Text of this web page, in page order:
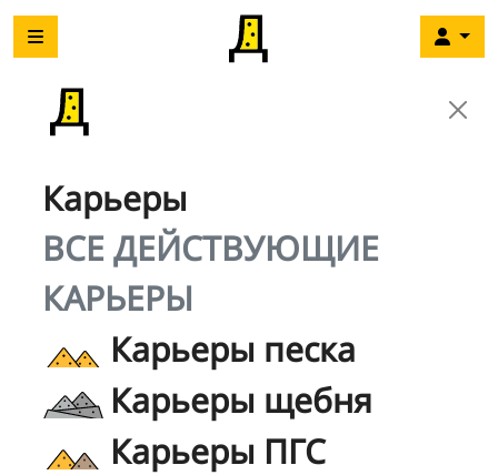
Карьеры
ВСЕ ДЕЙСТВУЮЩИЕ
КАРЬЕРЫ
Карьеры песка
Карьеры щебня
Карьеры ПГС